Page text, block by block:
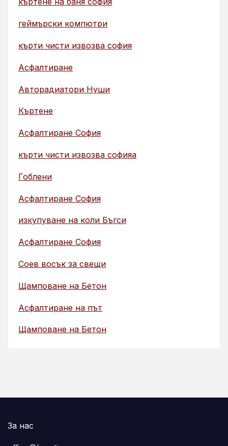
геймърски компютри
кърти чисти извозва софия
Асфалтиране
Авторадиатори Нуши
Къртене
Асфалтиране София
кърти чисти извозва софияа
Гоблени
Асфалтиране София
изкупуване на коли Бъгси
Асфалтиране София
Соев восък за свещи
Щамповане на Бетон
Асфалтиране на път
Щамповане на Бетон
За нас